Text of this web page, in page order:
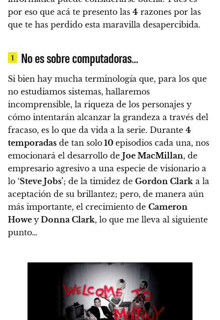
por eso que acá te presento las 4 razones por las
que te has perdido esta maravilla desapercibida.
1 No es sobre computadoras…
Si bien hay mucha terminología que, para los que
no estudiamos sistemas, hallaremos
incomprensible, la riqueza de los personajes y
cómo intentarán alcanzar la grandeza a través del
fracaso, es lo que da vida a la serie. Durante 4
temporadas de tan solo 10 episodios cada una, nos
emocionará el desarrollo de Joe MacMillan, de
empresario agresivo a una especie de visionario a
lo ‘Steve Jobs’; de la timidez de Gordon Clark a la
aceptación de su brillantez; pero, de manera aún
más importante, el crecimiento de Cameron
Howe y Donna Clark, lo que me lleva al siguiente
punto…